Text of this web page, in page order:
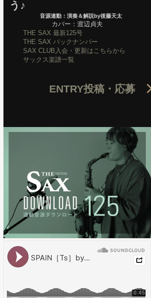
う♪
音源連動：演奏＆解説by後藤天太
カバー：渡辺貞夫
THE SAX 最新125号
THE SAX バックナンバー
SAX CLUB入会・更新はこちらから
サックス楽譜一覧
ENTRY投稿・応募